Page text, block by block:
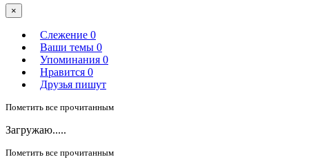
×
Слежение 0
Ваши темы 0
Упоминания 0
Нравится 0
Друзья пишут
Пометить все прочитанным
Загружаю.....
Пометить все прочитанным